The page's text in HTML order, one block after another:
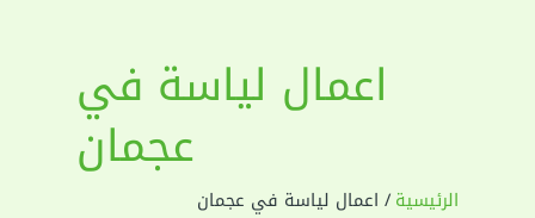
اعمال لياسة في
عجمان
الرئيسية اعمال لياسة في عجمان